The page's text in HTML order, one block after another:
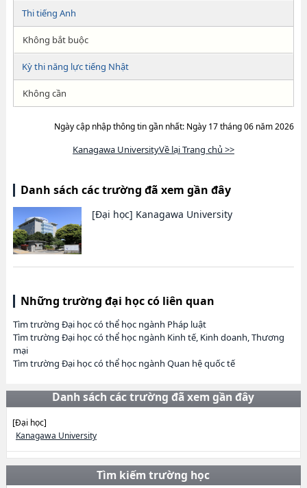
Thi tiếng Anh
Không bắt buộc
Kỳ thi năng lực tiếng Nhật
Không cần
Ngày cập nhập thông tin gần nhất: Ngày 17 tháng 06 năm 2026
Kanagawa UniversityVề lại Trang chủ >>
Danh sách các trường đã xem gần đây
[Đại học] Kanagawa University
Những trường đại học có liên quan
Tìm trường Đại học có thể học ngành Pháp luật
Tìm trường Đại học có thể học ngành Kinh tế, Kinh doanh, Thương
mại
Tìm trường Đại học có thể học ngành Quan hệ quốc tế
Danh sách các trường đã xem gần đây
[Đại học]
Kanagawa University
Tìm kiếm trường học